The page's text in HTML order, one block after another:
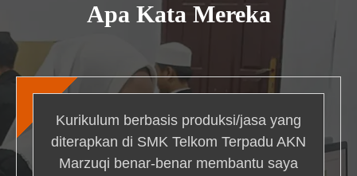
Apa Kata Mereka
Kurikulum berbasis produksi/jasa yang
diterapkan di SMK Telkom Terpadu AKN
Marzuqi benar-benar membantu saya